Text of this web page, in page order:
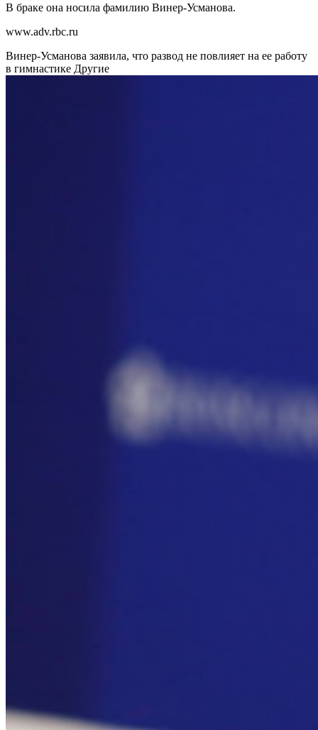
В браке она носила фамилию Винер-Усманова.
www.adv.rbc.ru
Винер-Усманова заявила, что развод не повлияет на ее работу
в гимнастике Другие